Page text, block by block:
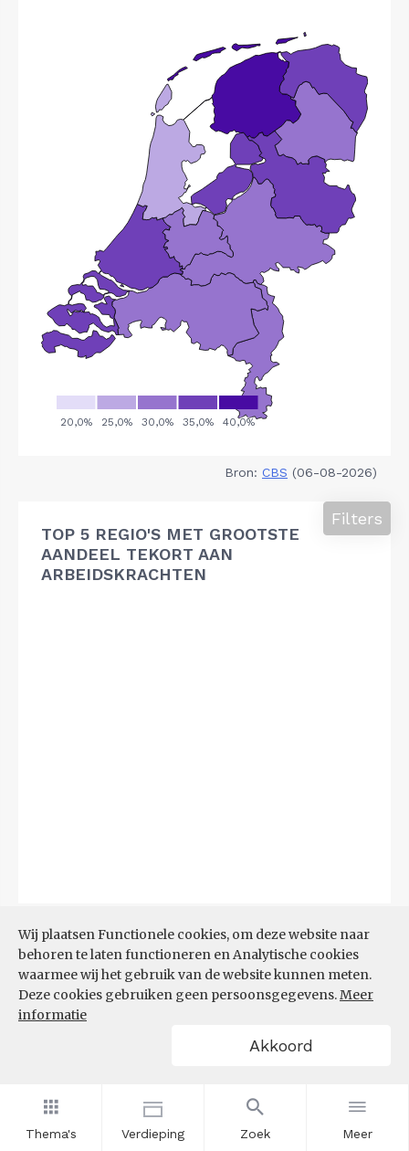
Thema's Verdieping Zoek Meer
Wij plaatsen Functionele cookies, om deze website naar
behoren te laten functioneren en Analytische cookies
waarmee wij het gebruik van de website kunnen meten.
Deze cookies gebruiken geen persoonsgegevens.Meer
informatie
Akkoord
Bron: CBS (06-08-2026)
TOP 5 REGIO'S MET GROOTSTE
AANDEEL TEKORT AAN
ARBEIDSKRACHTEN
Filters
TOP 10 REGIO'S MET KLEINSTE
AANDEEL TEKORT AAN
ARBEIDSKRACHTEN
Filters